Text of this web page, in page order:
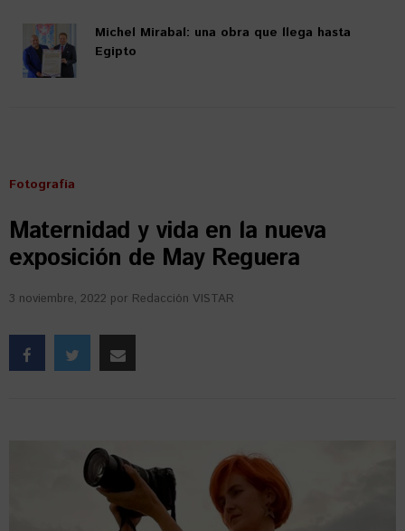
Michel Mirabal: una obra que llega hasta
Egipto
Fotografía
Maternidad y vida en la nueva
exposición de May Reguera
3 noviembre, 2022 por Redacción VISTAR